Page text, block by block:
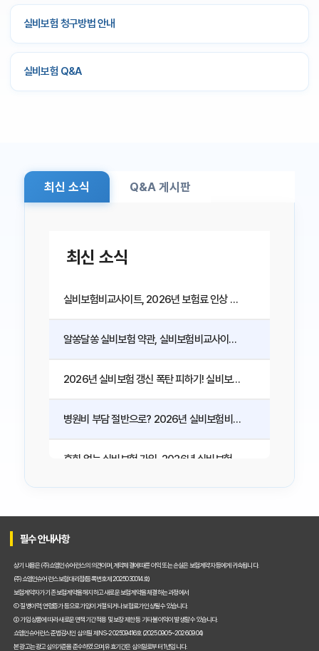
을 취급하는 중립적 비교 플랫폼을 사용하는 것이
좋습니다.
실비보험비교사이트를 통한 가입 사례
이상 저렴한 상품을 찾을 수 있었고, 무료 상담을 통
해 무사히 갈아타기에 성공했습니다.
실비보험 청구방법 안내
실비보험 Q&A
최신 소식 Q&A 게시판
최신 소식
실비보험비교사이트, 2026년 보험료 인상 압박 속 최적의 선택 기준은?
알쏭달쏭 실비보험 약관, 실비보험비교사이트로 핵심만 쏙쏙 파헤치는 법
2026년 실비보험 갱신 폭탄 피하기! 실비보험비교사이트 활용 5단계 전략
병원비 부담 절반으로? 2026년 실비보험비교사이트 활용, 숨겨진 혜택 찾기
필수 안내사항
상기 내용은 (주)쇼엠인슈어런스의 의견이며, 계약체결에 따른 이익 또는 손실은 보험계약자 등에게 귀속됩니다.
(주)쇼엠인슈어런스 보험대리점(등록번호 제2025030014호)
보험계약자가 기존 보험계약을 해지하고 새로운 보험계약을 체결하는 과정에서
① 질병이력, 연령증가 등으로 가입이 거절되거나 보험료가 인상될 수 있습니다.
② 가입 상품에 따라 새로운 면책기간 적용 및 보장 제한 등 기타 불이익이 발생할 수 있습니다.
쇼엠인슈어런스 준법감시인 심의필 제NS-202509416호 (2025.09.05~2026.09.04)
본 광고는 광고심의기준을 준수하였으며, 유효기간은 심의일로부터 1년입니다.